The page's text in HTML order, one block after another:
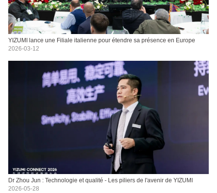
YIZUMI lance une Filiale italienne pour étendre sa présence en Europe
2026-03-12
Dr Zhou Jun : Technologie et qualité - Les piliers de l'avenir de YIZUMI
2026-05-28